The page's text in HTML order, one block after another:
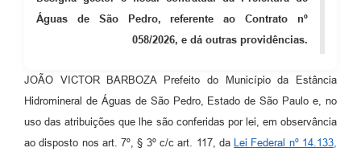
Águas de São Pedro, referente ao Contrato nº
058/2026, e dá outras providências.
JOÃO VICTOR BARBOZA Prefeito do Município da Estância
Hidromineral de Águas de São Pedro, Estado de São Paulo e, no
uso das atribuições que lhe são conferidas por lei, em observância
ao disposto nos art. 7º, § 3º c/c art. 117, da Lei Federal nº 14.133,